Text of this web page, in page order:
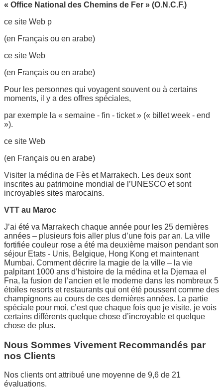
« Office National des Chemins de Fer » (O.N.C.F.)
ce site Web p
(en Français ou en arabe)
ce site Web
(en Français ou en arabe)
Pour les personnes qui voyagent souvent ou à certains
moments, il y a des offres spéciales,
par exemple la « semaine - fin - ticket » (« billet week - end
»).
ce site Web
(en Français ou en arabe)
Visiter la médina de Fès et Marrakech. Les deux sont
inscrites au patrimoine mondial de l’UNESCO et sont
incroyables sites marocains.
VTT au Maroc
J’ai été va Marrakech chaque année pour les 25 dernières
années – plusieurs fois aller plus d’une fois par an. La ville
fortifiée couleur rose a été ma deuxième maison pendant son
séjour Etats - Unis, Belgique, Hong Kong et maintenant
Mumbai. Comment décrire la magie de la ville – la vie
palpitant 1000 ans d’histoire de la médina et la Djemaa el
Fna, la fusion de l’ancien et le moderne dans les nombreux 5
étoiles resorts et restaurants qui ont été poussent comme des
champignons au cours de ces dernières années. La partie
spéciale pour moi, c’est que chaque fois que je visite, je vois
certains différents quelque chose d’incroyable et quelque
chose de plus.
Nous Sommes Vivement Recommandés par
nos Clients
Nos clients ont attribué une moyenne de 9,6 de 21
évaluations.